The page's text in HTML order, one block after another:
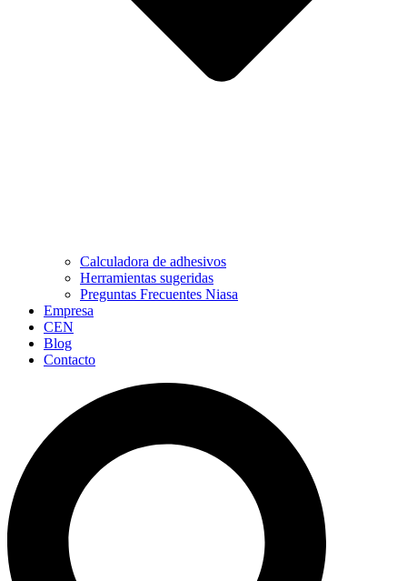
Calculadora de adhesivos
Herramientas sugeridas
Preguntas Frecuentes Niasa
Empresa
CEN
Blog
Contacto